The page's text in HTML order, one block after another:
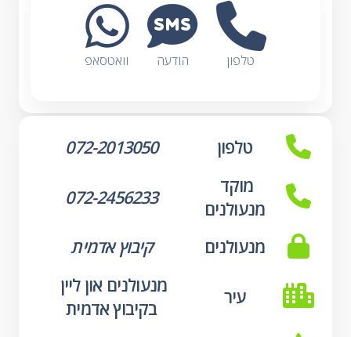
טלפון הודעה וואטסאפ
טלפון
072-2013050
מנעולנים
072-2456233
מנעולנים קיבוץ אדמית
עיר
בקיבוץ אדמית